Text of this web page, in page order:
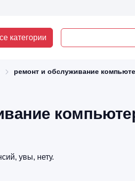
категории
ремонт и обслуживание
увы, нету.